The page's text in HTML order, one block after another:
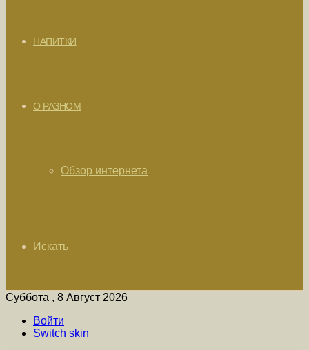
НАПИТКИ
О РАЗНОМ
Обзор интернета
Искать
Суббота , 8 Август 2026
Войти
Switch skin